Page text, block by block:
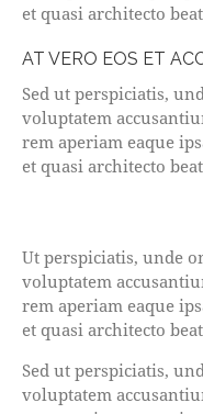
et quasi architecto
AT VERO EOS ET
Sed ut perspiciatis,
voluptatem
rem aperiam eaque
et quasi architecto
Ut perspiciatis, unde
voluptatem
rem aperiam eaque
et quasi architecto
Sed ut perspiciatis,
voluptatem